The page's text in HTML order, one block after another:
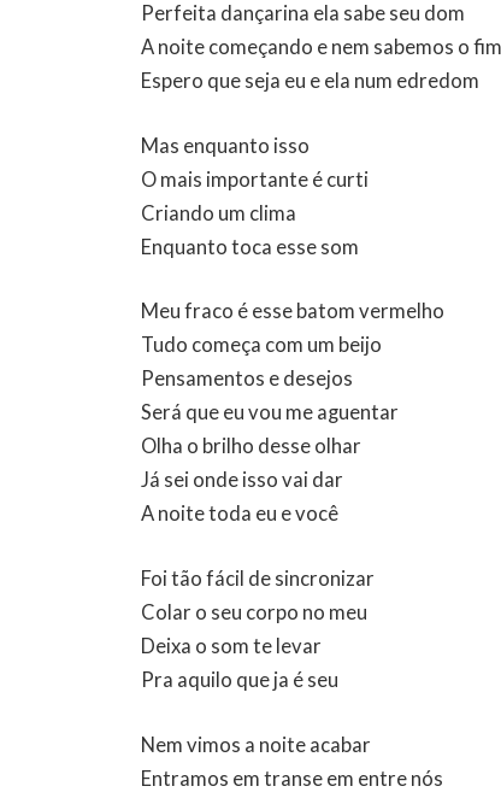
Perfeita dançarina ela sabe seu dom
A noite começando e nem sabemos o fim
Espero que seja eu e ela num edredom
Mas enquanto isso
O mais importante é curti
Criando um clima
Enquanto toca esse som
Meu fraco é esse batom vermelho
Tudo começa com um beijo
Pensamentos e desejos
Será que eu vou me aguentar
Olha o brilho desse olhar
Já sei onde isso vai dar
A noite toda eu e você
Foi tão fácil de sincronizar
Colar o seu corpo no meu
Deixa o som te levar
Pra aquilo que ja é seu
Nem vimos a noite acabar
Entramos em transe em entre nós